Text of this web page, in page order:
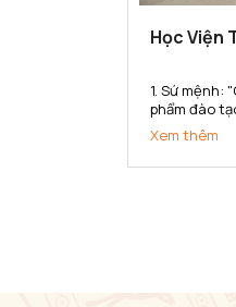
Học Viện
1. Sứ mệnh:
phẩm đào
học tài
cao cho xã hội" 2. Tầm
năm 2020
Xem thêm